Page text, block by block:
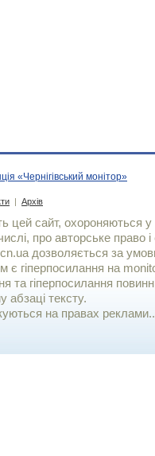
«Чернігівський монітор»
| Архів
цей сайт, охороняються у
про авторське право і
дозволяється за
є гiперпосилання на
гіперпосилання
тексту.
на правах реклами..